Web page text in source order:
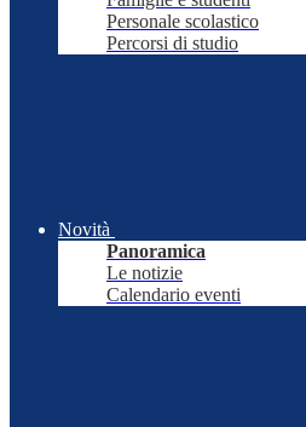
Personale scolastico
Percorsi di studio
Novità
Panoramica
Le notizie
Calendario eventi